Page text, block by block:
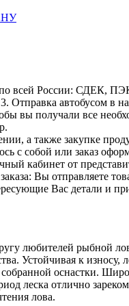
всей России: СДЕК,
Отправка автобусом в
вы получали все
а также закупке
с собой или заказ
кабинет от
Вы отправляете
Вас детали и
любителей рыбной
Устойчивая к
оснастки.
леска отлично
лова.